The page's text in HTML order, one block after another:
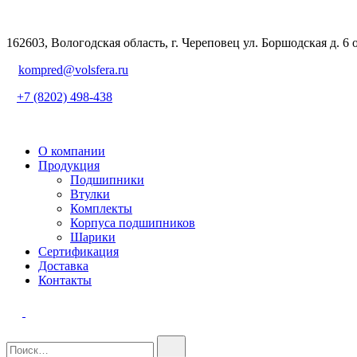
162603, Вологодская область, г. Череповец ул. Боршодская д. 6
kompred@volsfera.ru
+7 (8202) 498-438
О компании
Продукция
Подшипники
Втулки
Комплекты
Корпуса подшипников
Шарики
Сертификация
Доставка
Контакты